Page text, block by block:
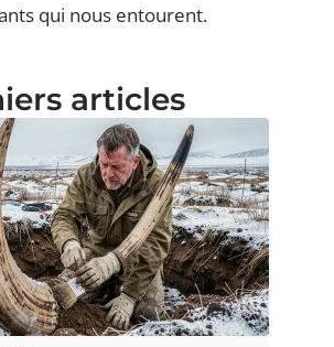
qui nous entourent.
articles